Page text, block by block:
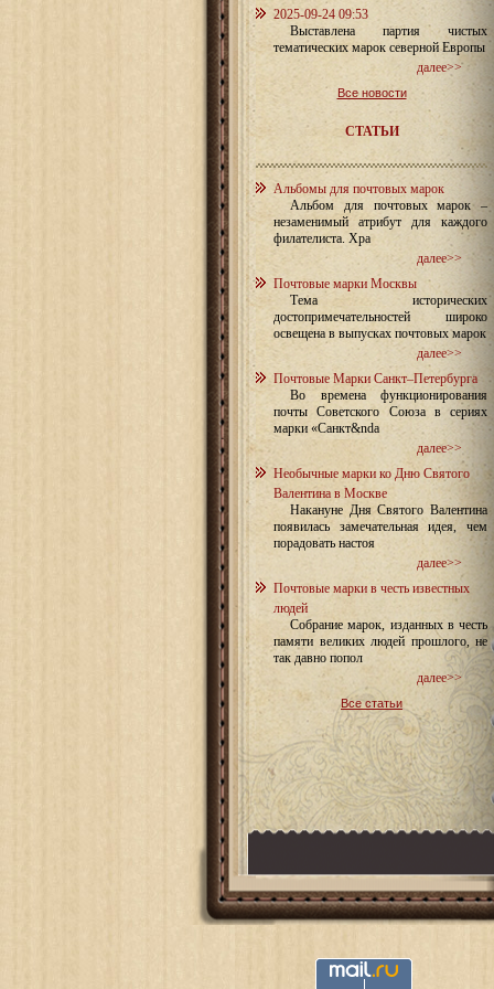
2025-09-24 09:53
Выставлена партия чистых
тематических марок северной Европы
далее>>
Все новости
СТАТЬИ
Альбомы для почтовых марок
Альбом для почтовых марок –
незаменимый атрибут для каждого
филателиста. Хра
далее>>
Почтовые марки Москвы
Тема исторических
достопримечательностей широко
освещена в выпусках почтовых марок
далее>>
Почтовые Марки Санкт–Петербурга
Во времена функционирования
почты Советского Союза в сериях
марки «Санкт&nda
далее>>
Необычные марки ко Дню Святого
Валентина в Москве
Накануне Дня Святого Валентина
появилась замечательная идея, чем
порадовать настоя
далее>>
Почтовые марки в честь известных
людей
Собрание марок, изданных в честь
памяти великих людей прошлого, не
так давно попол
далее>>
Все статьи